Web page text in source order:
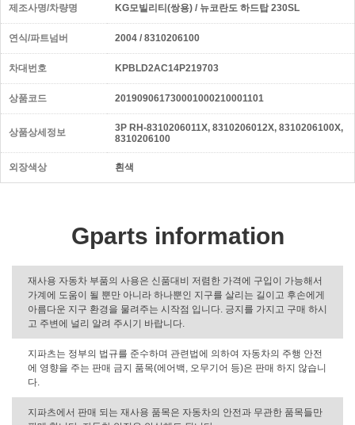
제조사명/차량명 KG모빌리티(쌍용) / 뉴코란도 하드탑 230SL
연식/파트넘버 2004 / 8310206100
차대번호 KPBLD2AC14P219703
상품코드 201909061730001000210001101
상품상세정보
3P RH-8310206011X, 8310206012X, 8310206100X,
8310206100
외장색상 흰색
Gparts information
재사용 자동차 부품의 사용은 신품대비 저렴한 가격에 구입이 가능해서
가계에 도움이 될 뿐만 아니라 하나뿐인 지구를 살리는 길이고 후손에게
아름다운 지구 환경을 물려주는 시작점 입니다. 긍지를 가지고 구매 하시
고 주변에 널리 알려 주시기 바랍니다.
지파츠는 정부의 법규를 준수하며 관련법에 의하여 자동차의 주행 안전
에 영향을 주는 판매 금지 품목(에어백, 오무기어 등)은 판매 하지 않습니
다.
지파츠에서 판매 되는 재사용 품목은 자동차의 안전과 무관한 품목들만